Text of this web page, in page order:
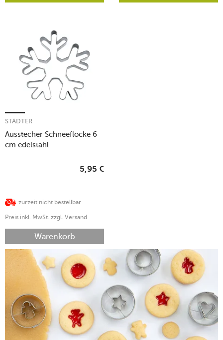
Ausstecher Schneeflocke 6
cm edelstahl
STÄDTER
zurzeit nicht bestellbar
5,95 €
Preis inkl. MwSt. zzgl. Versand
Warenkorb